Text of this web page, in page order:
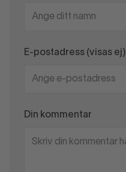
E-postadress (visas ej)
Din kommentar